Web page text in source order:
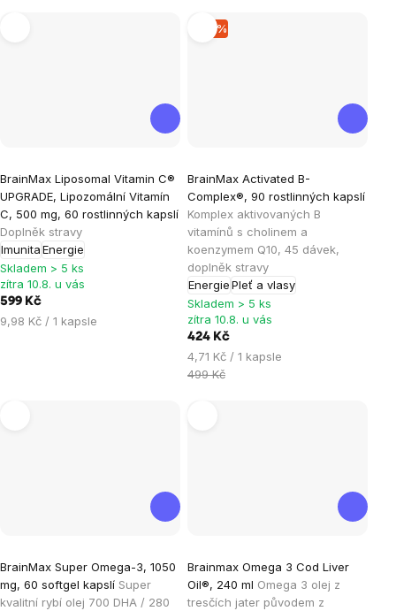
BrainMax Liposomal Vitamin C®
UPGRADE, Lipozomální Vitamín
C, 500 mg, 60 rostlinných kapslí
Doplněk stravy
ImunitaEnergie
hodnocení
produktu
je
5,0
z
5
hvězdiček.
Skladem > 5 ks
zítra 10.8. u vás
599 Kč
Měrná
9,98 Kč / 1 kapsle
–15 %
BrainMax Activated B-
Complex®, 90 rostlinných kapslí
Komplex aktivovaných B
vitamínů s cholinem a
koenzymem Q10, 45 dávek,
doplněk stravy
EnergiePleť a vlasy
hodnocení
produktu
je
5,0
z
5
hvězdiček.
Skladem > 5 ks
zítra 10.8. u vás
424 Kč
Měrná
cena:
4,71 Kč / 1 kapsle
499 Kč
BrainMax Super Omega-3, 1050
mg, 60 softgel kapslí Super
kvalitní rybí olej 700 DHA / 280
hodnocení
produktu
Brainmax Omega 3 Cod Liver
Oil®, 240 ml Omega 3 olej z
tresčích jater původem z
hodnocení
produktu